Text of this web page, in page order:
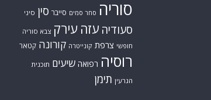
סוריה סחר סמים סייבר סין סיני
סעודיה עזה עירק צבא סוריה
חופשי צרפת קונייטרה קורונה קטאר
רוסיה רפואה שיעים תוכנית
הגרעין תימן